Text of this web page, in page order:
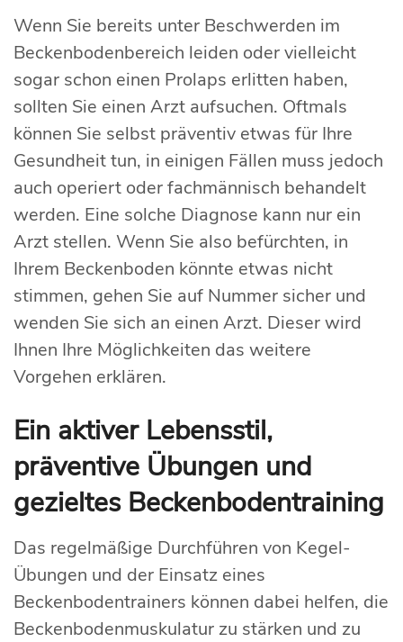
Wenn Sie bereits unter Beschwerden im
Beckenbodenbereich leiden oder vielleicht
sogar schon einen Prolaps erlitten haben,
sollten Sie einen Arzt aufsuchen. Oftmals
können Sie selbst präventiv etwas für Ihre
Gesundheit tun, in einigen Fällen muss jedoch
auch operiert oder fachmännisch behandelt
werden. Eine solche Diagnose kann nur ein
Arzt stellen. Wenn Sie also befürchten, in
Ihrem Beckenboden könnte etwas nicht
stimmen, gehen Sie auf Nummer sicher und
wenden Sie sich an einen Arzt. Dieser wird
Ihnen Ihre Möglichkeiten das weitere
Vorgehen erklären.
Ein aktiver Lebensstil,
präventive Übungen und
gezieltes Beckenbodentraining
Das regelmäßige Durchführen von Kegel-
Übungen und der Einsatz eines
Beckenbodentrainers können dabei helfen, die
Beckenbodenmuskulatur zu stärken und zu